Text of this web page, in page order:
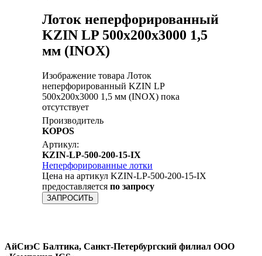
Лоток неперфорированный
KZIN LP 500x200х3000 1,5
мм (INOX)
Изображение товара Лоток
неперфорированный KZIN LP
500x200х3000 1,5 мм (INOX) пока
отсутствует
Производитель
KOPOS
Артикул:
KZIN-LP-500-200-15-IX
Неперфорированные лотки
Цена на артикул KZIN-LP-500-200-15-IX
предоставляется по запросу
ЗАПРОСИТЬ
АйСиэС Балтика, Санкт-Петербургский филиал ООО